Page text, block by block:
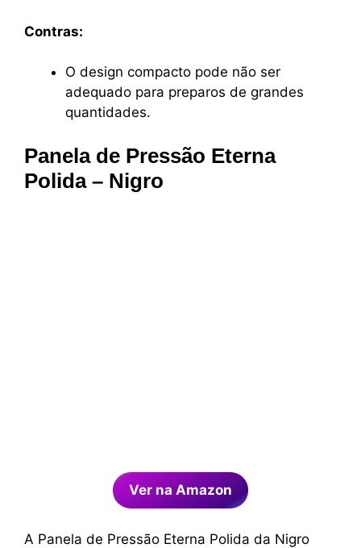
Contras:
O design compacto pode não ser
adequado para preparos de grandes
quantidades.
Panela de Pressão Eterna
Polida – Nigro
Ver na Amazon
A Panela de Pressão Eterna Polida da Nigro